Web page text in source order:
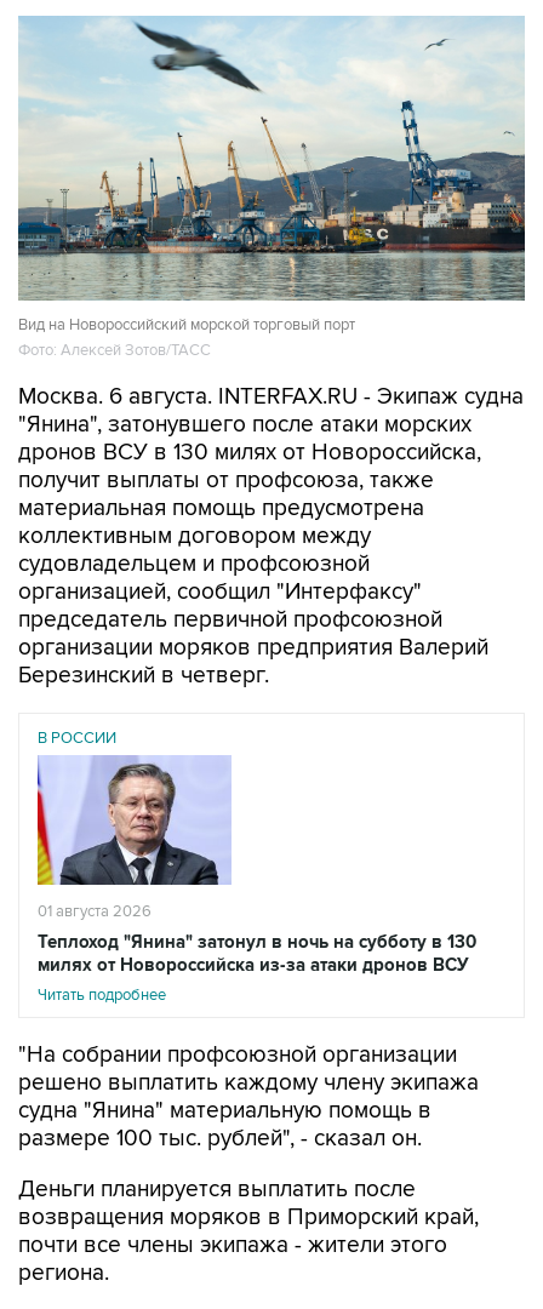
Вид на Новороссийский морской торговый порт
Фото: Алексей Зотов/ТАСС
Москва. 6 августа. INTERFAX.RU - Экипаж судна
"Янина", затонувшего после атаки морских
дронов ВСУ в 130 милях от Новороссийска,
получит выплаты от профсоюза, также
материальная помощь предусмотрена
коллективным договором между
судовладельцем и профсоюзной
организацией, сообщил "Интерфаксу"
председатель первичной профсоюзной
организации моряков предприятия Валерий
Березинский в четверг.
В РОССИИ
01 августа 2026
Теплоход "Янина" затонул в ночь на субботу в 130
милях от Новороссийска из-за атаки дронов ВСУ
Читать подробнее
"На собрании профсоюзной организации
решено выплатить каждому члену экипажа
судна "Янина" материальную помощь в
размере 100 тыс. рублей", - сказал он.
Деньги планируется выплатить после
возвращения моряков в Приморский край,
почти все члены экипажа - жители этого
региона.